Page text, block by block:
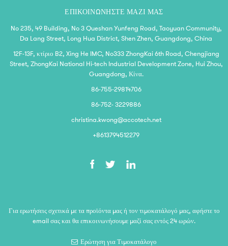
ΕΠΙΚΟΙΝΩΝΉΣΤΕ ΜΑΖΊ ΜΑΣ
No 235, 49 Building, No 3 Queshan Yunfeng Road, Taoyuan Community,
Da Lang Street, Long Hua District, Shen Zhen, Guangdong, China
12F-13F, κτίριο B2, Xing He IMC, No333 ZhongKai 6th Road, Chengjiang
Street, ZhongKai National Hi-tech Industrial Development Zone, Hui Zhou,
Guangdong, Κίνα.
86-755-29814706
86-752- 3229886
christina.kwong@accotech.net
+8613794512279
Για ερωτήσεις σχετικά με τα προϊόντα μας ή τον τιμοκατάλογό μας, αφήστε το
email σας και θα επικοινωνήσουμε μαζί σας εντός 24 ωρών.
Ερώτηση για Τιμοκατάλογο